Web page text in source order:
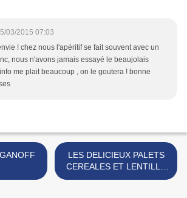
03/2015 07:03
! chez nous l'apéritif se fait souvent avec un
nous n'avons jamais essayé le beaujolais
me plait beaucoup , on le goutera ! bonne
LES DELICIEUX PALETS
CEREALES ET LENTILLE
CURRY BIO >